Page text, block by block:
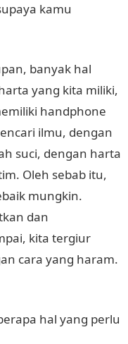
kamu
banyak hal
yang kita miliki,
handphone
ilmu, dengan
suci, dengan harta
Oleh sebab itu,
mungkin.
dan
kita tergiur
cara yang haram.
hal yang perlu